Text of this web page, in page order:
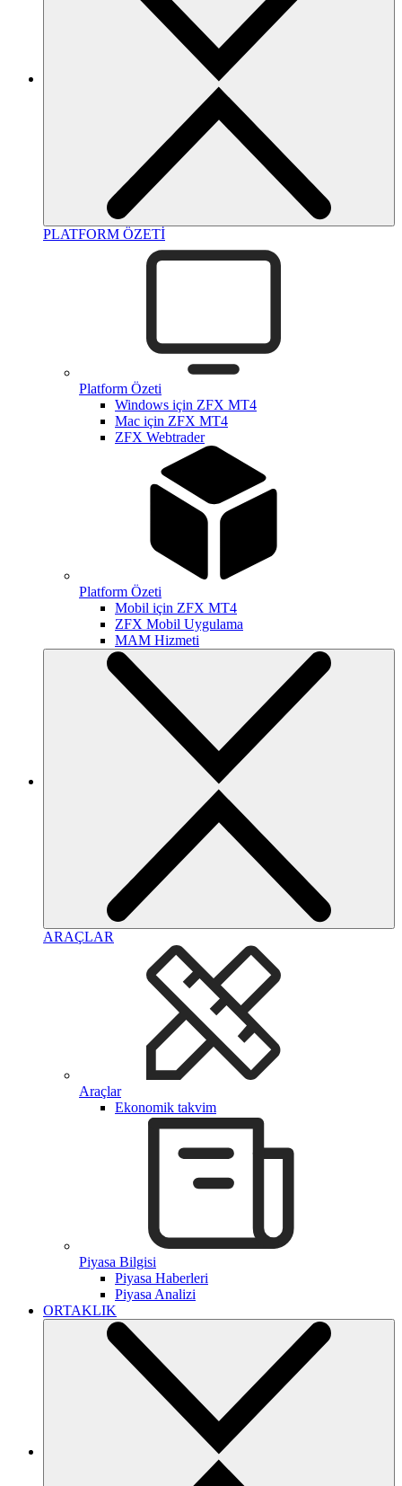
PLATFORM ÖZETİ
Platform Özeti
Windows için ZFX MT4
Mac için ZFX MT4
ZFX Webtrader
Platform Özeti
Mobil için ZFX MT4
ZFX Mobil Uygulama
MAM Hizmeti
ARAÇLAR
Araçlar
Ekonomik takvim
Piyasa Bilgisi
Piyasa Haberleri
Piyasa Analizi
ORTAKLIK